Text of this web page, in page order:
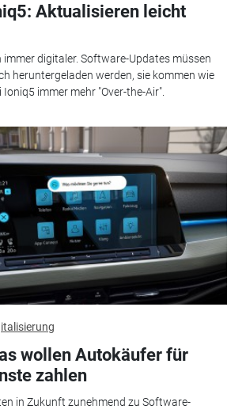
Aktualisieren leicht
immer digitaler. Software-Updates müssen
heruntergeladen werden, sie kommen wie
immer mehr "Over-the-Air".
wollen Autokäufer für
zahlen
in Zukunft zunehmend zu Software-